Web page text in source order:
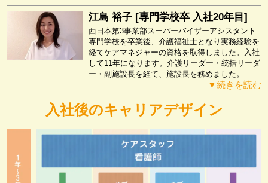
江島 裕子 [専門学校卒 入社20年目]
西日本第3事業部スーパーバイザーアシスタント
専門学校を卒業後、介護福祉士となり実務経験を
経てケアマネジャーの資格を取得しました。入社
して11年になります。介護リーダー・統括リーダ
ー・副施設長を経て、施設長を務めました。
▼続きを読む
入社後のキャリアデザイン